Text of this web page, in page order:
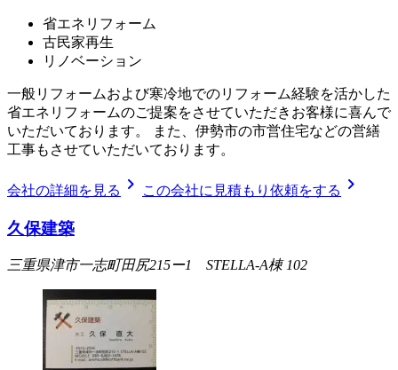
省エネリフォーム
古民家再生
リノベーション
一般リフォームおよび寒冷地でのリフォーム経験を活かした
省エネリフォームのご提案をさせていただきお客様に喜んで
いただいております。 また、伊勢市の市営住宅などの営繕
工事もさせていただいております。
会社の詳細を見る chevron_right この会社に見積もり依頼をする chevron_right
久保建築
三重県津市一志町田尻215ー1 STELLA-A棟 102